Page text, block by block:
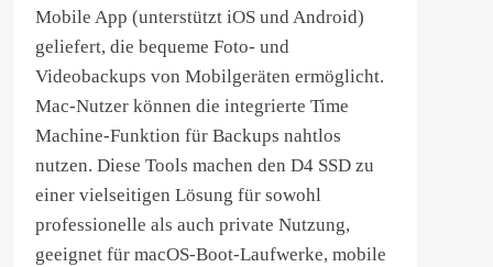
Mobile App (unterstützt iOS und Android)
geliefert, die bequeme Foto- und
Videobackups von Mobilgeräten ermöglicht.
Mac-Nutzer können die integrierte Time
Machine-Funktion für Backups nahtlos
nutzen. Diese Tools machen den D4 SSD zu
einer vielseitigen Lösung für sowohl
professionelle als auch private Nutzung,
geeignet für macOS-Boot-Laufwerke, mobile